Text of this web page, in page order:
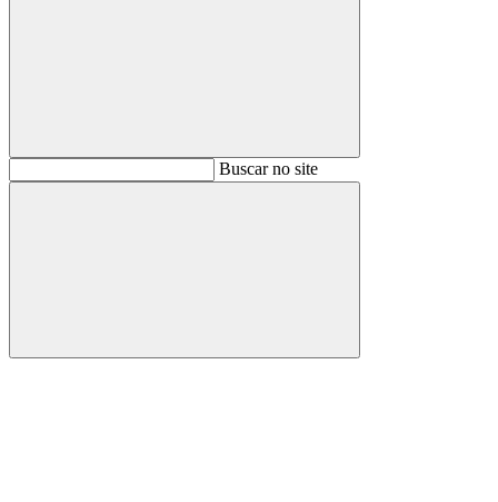
BuscarBuscar no site
Buscar